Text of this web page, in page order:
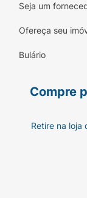
Seja um
Ofereça seu
Bulário
Compre
Retire na loja